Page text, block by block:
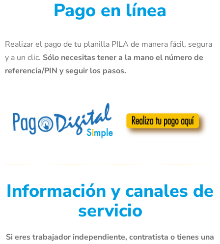
Pago en línea
Realizar el pago de tu planilla PILA de manera fácil, segura
y a un clic. Sólo necesitas tener a la mano el número de
referencia/PIN y seguir los pasos.
Información y canales de
servicio
Si eres trabajador independiente, contratista o tienes una